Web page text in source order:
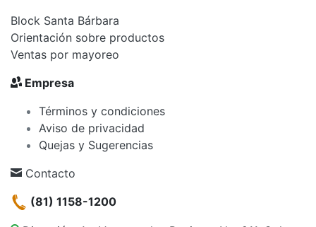
Block Santa Bárbara
Orientación sobre productos
Ventas por mayoreo
Empresa
Términos y condiciones
Aviso de privacidad
Quejas y Sugerencias
Contacto
(81) 1158-1200